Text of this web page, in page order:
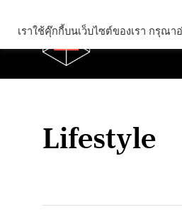
Lifestyle
เราใช้คุ๊กกี้บนเว็บไซต์ของเรา กรุณ